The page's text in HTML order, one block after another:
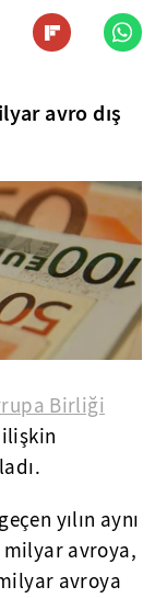
avro dış
Birliği
ilişkin
yılın aynı
milyar avroya,
avroya